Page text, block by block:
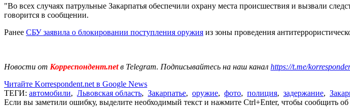
"Во всех случаях патрульные Закарпатья обеспечили охрану места происшествия и вызвали
говорится в сообщении.
Ранее СБУ заявила о блокировании поступления оружия из зоны проведения
Новости от Корреспондент.netв Telegram. Подписывайтесь на наш канал https://t.me/
Читайте Korrespondent.net в Google News
ТЕГИ: автомобили, Львовская область, Закарпатье, оружие, фото, полиция, задержание,
Если вы заметили ошибку, выделите необходимый текст и нажмите Ctrl+Enter, чтобы сообщить об